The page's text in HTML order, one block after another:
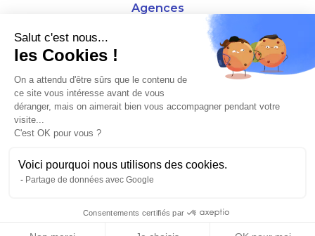
Agences
4 Rue de la Bourse - 69001 Lyon
10 rue d'Austerlitz - 75012 Paris
À L'HORIZON 2025
©2026 Plusse. Tous droits réservés.
Salut c'est nous...
les Cookies !
On a attendu d'être sûrs que le contenu de
ce site vous intéresse avant de vous
déranger, mais on aimerait bien vous accompagner pendant votre
visite...
C'est OK pour vous ?
Voici pourquoi nous utilisons des cookies.
Partage de données avec Google
Consentements certifiés par